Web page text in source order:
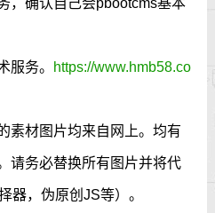
，确认自己会pbootcms基本
服务。 https://www.hmb58.co
素材图片均来自网上。均有
请务必替换所有图片并将代
器，伪原创JS等）。